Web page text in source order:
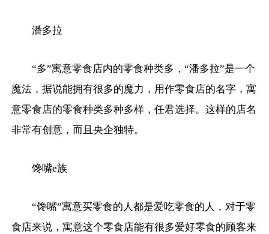
潘多拉
“多”寓意零食店内的零食种类多，“潘多拉”是一个
魔法，据说能拥有很多的魔力，用作零食店的名字，寓
意零食店的零食种类多种多样，任君选择。这样的店名
非常有创意，而且央企独特。
馋嘴e族
“馋嘴”寓意买零食的人都是爱吃零食的人，对于零
食店来说，寓意这个零食店能有很多爱好零食的顾客来